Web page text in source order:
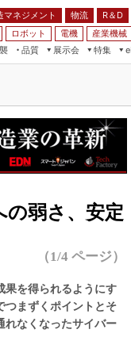
マネジメント 物流 R＆D
ロボット 電機 産業機械
品質
展示会
ィング
特集
ス
メント
の弱さ、安定
（1/4 ページ）
果を得られるようにす
つまずくポイントとそ
れなくなったサイバー